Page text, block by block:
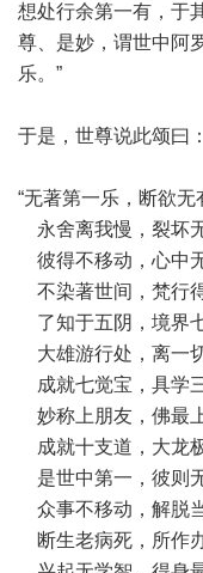
想处行余第一有，于
尊、是妙，谓世中阿
乐。”
于是，世尊说此颂曰：
“无著第一乐，断欲无
永舍离我慢，裂坏
彼得不移动，心中
不染著世间，梵行
了知于五阴，境界
大雄游行处，离一
成就七觉宝，具学
妙称上朋友，佛最
成就十支道，大龙
是世中第一，彼则
众事不移动，解脱
断生老病死，所作